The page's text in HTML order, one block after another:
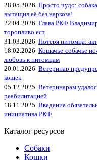
28.05.2026 Просто чудо:
вытащил её без наркоза!
22.04.2026 Глава РКФ
торопливо ест
31.03.2026 Потеря питомца:
18.02.2026 Кошачье-собачье
любовь к питомцам
20.01.2026 Ветеринар
кошек
05.12.2025 Ветеринарам
реабилитацией
18.11.2025 Введение
инициатива РКФ
Каталог ресурсов
Собаки
Кошки